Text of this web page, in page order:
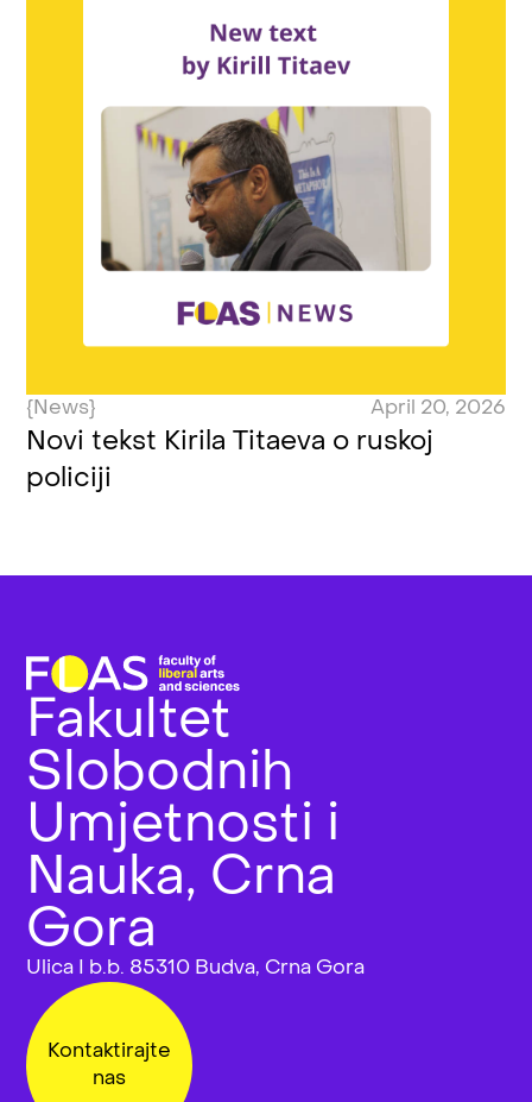
{News} April 20, 2026
Novi tekst Kirila Titaeva o ruskoj
policiji
Fakultet
Slobodnih
Umjetnosti i
Nauka, Crna
Gora
Ulica I b.b. 85310 Budva, Crna Gora
Kontaktirajte
nas